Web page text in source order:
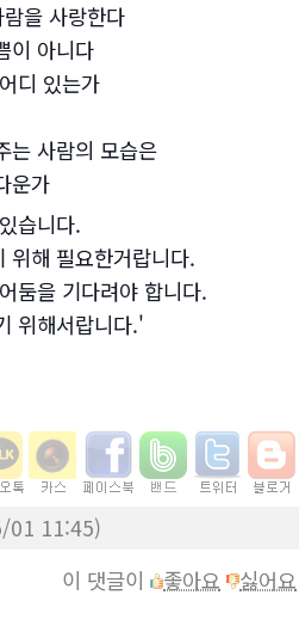
을 사랑한다
이 아니다
디 있는가
는 사람의 모습은
운가
습니다.
위해 필요한거랍니다.
둠을 기다려야 합니다.
위해서랍니다.'
01 11:45)
이 댓글이
좋아요 싫어요